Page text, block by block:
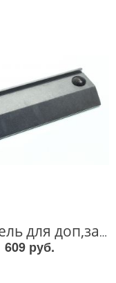
Держатель для доп,заточки 123006-2 123006-2
609 руб.